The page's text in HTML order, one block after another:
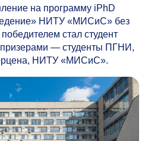
на программу iPhD
НИТУ «МИСиС» без
стал студент
— студенты ПГНИ,
НИТУ «МИСиС».